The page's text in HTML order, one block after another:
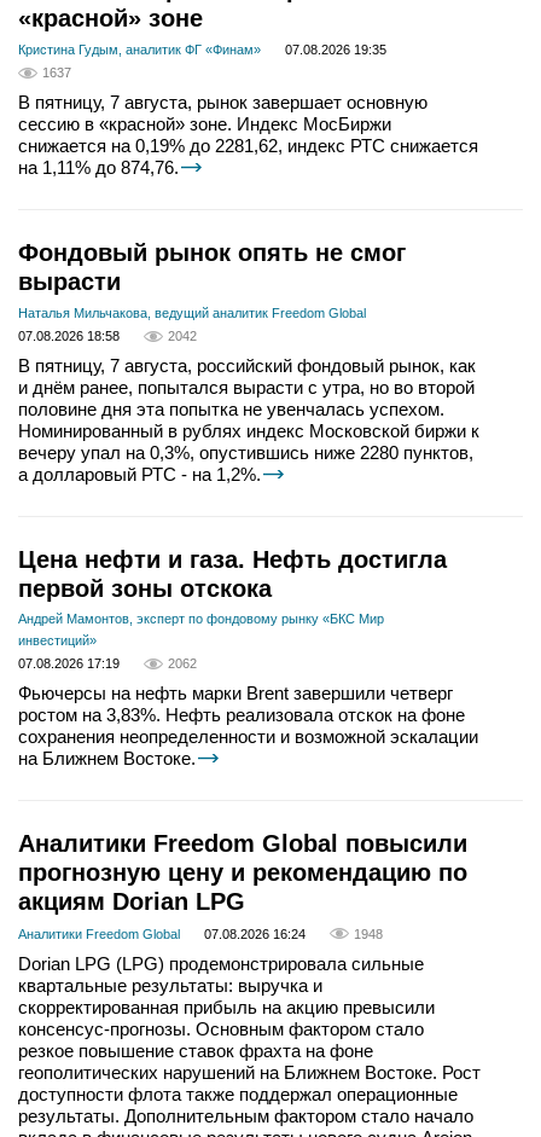
«красной» зоне
Кристина Гудым, аналитик ФГ «Финам»
07.08.2026 19:35
1637
В пятницу, 7 августа, рынок завершает основную
сессию в «красной» зоне. Индекс МосБиржи
снижается на 0,19% до 2281,62, индекс РТС снижается
на 1,11% до 874,76.
Фондовый рынок опять не смог
вырасти
Наталья Мильчакова, ведущий аналитик Freedom Global
07.08.2026 18:58
2042
В пятницу, 7 августа, российский фондовый рынок, как
и днём ранее, попытался вырасти с утра, но во второй
половине дня эта попытка не увенчалась успехом.
Номинированный в рублях индекс Московской биржи к
вечеру упал на 0,3%, опустившись ниже 2280 пунктов,
а долларовый РТС - на 1,2%.
Цена нефти и газа. Нефть достигла
первой зоны отскока
Андрей Мамонтов, эксперт по фондовому рынку «БКС Мир
инвестиций»
07.08.2026 17:19
2062
Фьючерсы на нефть марки Brent завершили четверг
ростом на 3,83%. Нефть реализовала отскок на фоне
сохранения неопределенности и возможной эскалации
на Ближнем Востоке.
Аналитики Freedom Global повысили
прогнозную цену и рекомендацию по
акциям Dorian LPG
Аналитики Freedom Global 07.08.2026 16:24 1948
Dorian LPG (LPG) продемонстрировала сильные
квартальные результаты: выручка и
скорректированная прибыль на акцию превысили
консенсус-прогнозы. Основным фактором стало
резкое повышение ставок фрахта на фоне
геополитических нарушений на Ближнем Востоке. Рост
доступности флота также поддержал операционные
результаты. Дополнительным фактором стало начало